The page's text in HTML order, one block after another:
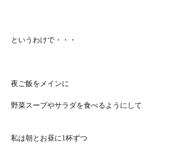
というわけで・・・
夜ご飯をメインに
野菜スープやサラダを食べるようにして
私は朝とお昼に1杯ずつ